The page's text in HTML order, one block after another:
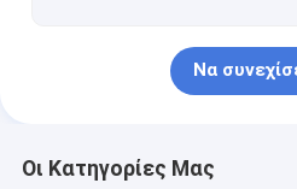
Να
Οι Κατηγορίες Μας